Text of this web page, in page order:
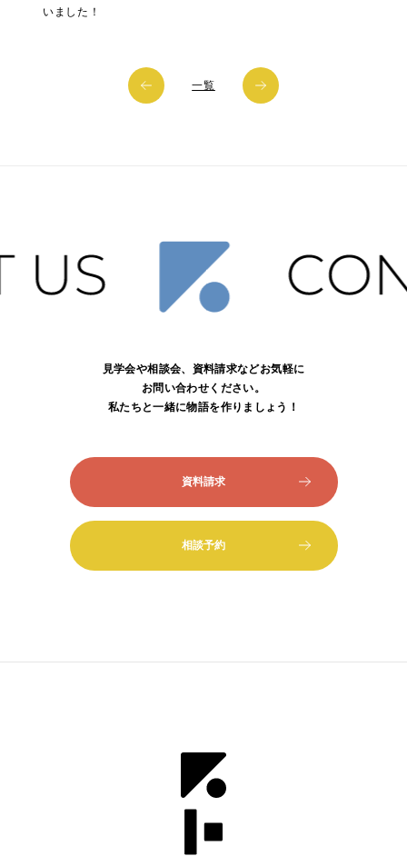
いました！
一覧
見学会や相談会、資料請求などお気軽に
お問い合わせください。
私たちと一緒に物語を作りましょう！
資料請求
相談予約